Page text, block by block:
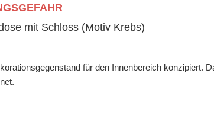
mit Schloss (Motiv Krebs)
für den Innenbereich konzipiert.